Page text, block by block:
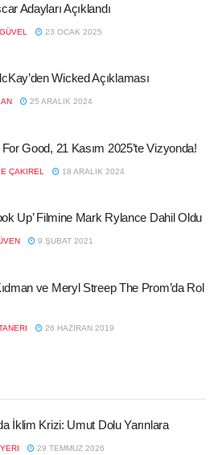
Adayları Açıklandı
23 OCAK 2025
Wicked Açıklaması
25 ARALIK 2024
Good, 21 Kasım 2025’te Vizyonda!
ÇAKIREL 18 ARALIK 2024
Up’ Filmine Mark Rylance Dahil Oldu
9 ŞUBAT 2021
ve Meryl Streep The Prom’da Rol
26 HAZIRAN 2019
İklim Krizi: Umut Dolu Yarınlara
29 TEMMUZ 2026